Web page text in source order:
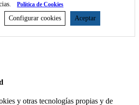
Política de Cookies
Configurar cookies Aceptar
y otras tecnologías propias y de